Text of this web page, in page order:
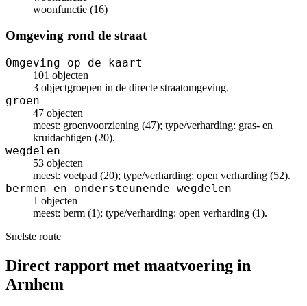
woonfunctie (16)
Omgeving rond de straat
Omgeving op de kaart
101 objecten
3 objectgroepen in de directe straatomgeving.
groen
47 objecten
meest: groenvoorziening (47); type/verharding: gras- en
kruidachtigen (20).
wegdelen
53 objecten
meest: voetpad (20); type/verharding: open verharding (52).
bermen en ondersteunende wegdelen
1 objecten
meest: berm (1); type/verharding: open verharding (1).
Snelste route
Direct rapport met maatvoering in
Arnhem